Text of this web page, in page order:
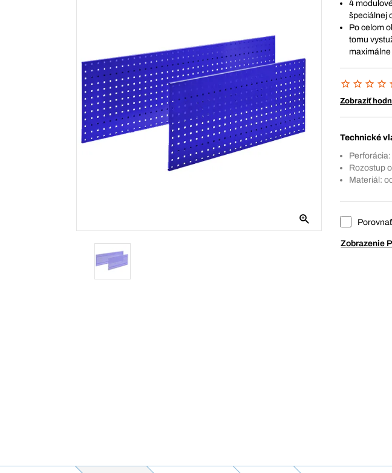
4
špeciálnej
Po celom
tomu
Zobraziť
Technické
Perforácia:
Rozostup
Materiál:
Porovnať
Zobrazenie